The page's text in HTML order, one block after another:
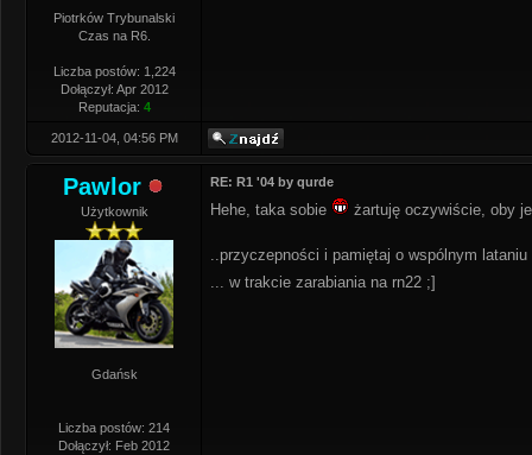
Piotrków Trybunalski
Czas na R6.
Liczba postów: 1,224
Dołączył: Apr 2012
Reputacja: 4
2012-11-04, 04:56 PM
Pawlor
Użytkownik
Gdańsk
Liczba postów: 214
Dołączył: Feb 2012
RE: R1 '04 by qurde
Hehe, taka sobie żartuję oczywiście, oby
..przyczepności i pamiętaj o wspólnym lataniu
... w trakcie zarabiania na rn22 ;]